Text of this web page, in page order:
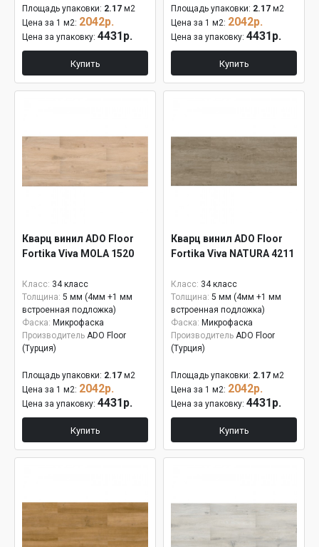
Площадь упаковки: 2.17 м2
Цена за 1 м2: 2042р.
Цена за упаковку: 4431р.
Купить
Площадь упаковки: 2.17 м2
Цена за 1 м2: 2042р.
Цена за упаковку: 4431р.
Купить
Кварц винил ADO Floor
Fortika Viva MOLA 1520
Класс: 34 класс
Толщина: 5 мм (4мм +1 мм
встроенная подложка)
Фаска: Микрофаска
Производитель ADO Floor
(Турция)
Площадь упаковки: 2.17 м2
Цена за 1 м2: 2042р.
Цена за упаковку: 4431р.
Купить
Кварц винил ADO Floor
Fortika Viva NATURA 4211
Класс: 34 класс
Толщина: 5 мм (4мм +1 мм
встроенная подложка)
Фаска: Микрофаска
Производитель ADO Floor
(Турция)
Площадь упаковки: 2.17 м2
Цена за 1 м2: 2042р.
Цена за упаковку: 4431р.
Купить